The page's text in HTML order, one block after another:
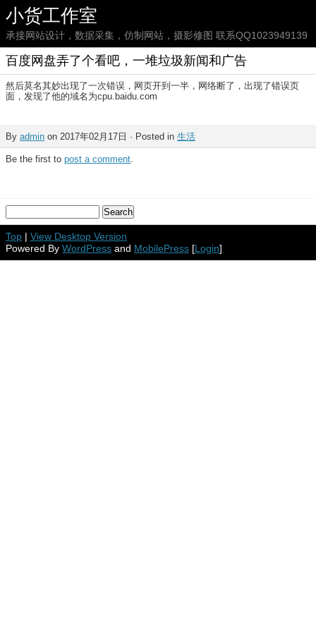
小货工作室
承接网站设计，数据采集，仿制网站，摄影修图 联系QQ1023949139
百度网盘弄了个看吧，一堆垃圾新闻和广告
然后莫名其妙出现了一次错误，网页开到一半，网络断了，出现了错误页
面，发现了他的域名为cpu.baidu.com
By admin on 2017年02月17日 · Posted in 生活
Be the first to post a comment.
Top | View Desktop Version
Powered By WordPress and MobilePress [Login]